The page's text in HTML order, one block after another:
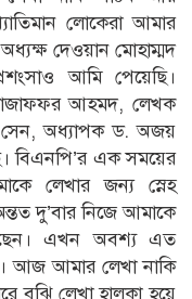
লোকেরা আমার
দেওয়ান মোহাম্মদ
আমি পেয়েছি।
আহমদ, লেখক
অধ্যাপক ড. অজয়
বিএনপি’র এক সময়ের
লেখার জন্য স্নেহ
দু’বার নিজে আমাকে
এখন অবশ্য এত
আজ আমার লেখা নাকি